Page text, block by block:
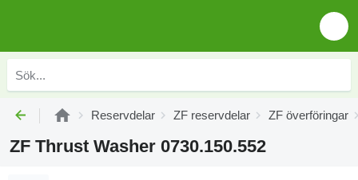
Reservdelar ZF reservdelar ZF överföringar
ZF Thrust Washer 0730.150.552